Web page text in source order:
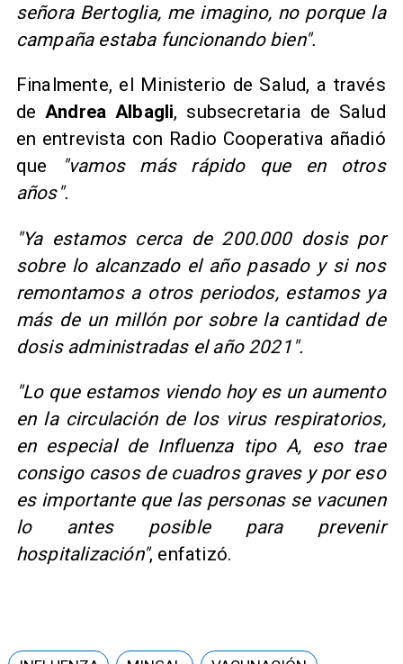
señora Bertoglia, me imagino, no porque la
campaña estaba funcionando bien".
Finalmente, el Ministerio de Salud, a través
deAndrea Albagli, subsecretaria de Salud
en entrevista con Radio Cooperativa añadió
que
"vamos más rápido que en otros
años".
"Ya estamos cerca de 200.000 dosis por
sobre lo alcanzado el año pasado y si nos
remontamos a otros periodos, estamos ya
más de un millón por sobre la cantidad de
dosis administradas el año 2021".
"Lo que estamos viendo hoy es un aumento
en la circulación de los virus respiratorios,
en especial de Influenza tipo A, eso trae
consigo casos de cuadros graves y por eso
es importante que las personas se vacunen
lo antes posible para prevenir
hospitalización", enfatizó.